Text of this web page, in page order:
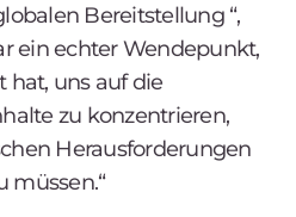
Bereitstellung “,
ein echter Wendepunkt,
hat, uns auf die
zu konzentrieren,
Herausforderungen
müssen.“